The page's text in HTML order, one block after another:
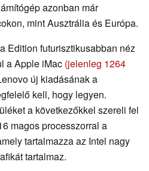
azonban már
mint Ausztrália és Európa.
Edition futurisztikusabban néz
a Apple iMac (jelenleg 1264
új kiadásának a
kell, hogy legyen.
a következőkkel szereli fel
magos processzorral a
tartalmazza az Intel nagy
tartalmaz.